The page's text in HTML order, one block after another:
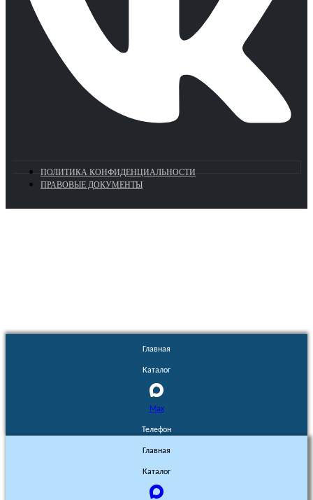
ПОЛИТИКА КОНФИДЕНЦИАЛЬНОСТИ
ПРАВОВЫЕ ДОКУМЕНТЫ
Главная
Каталог
Max
Телефон
Главная
Каталог